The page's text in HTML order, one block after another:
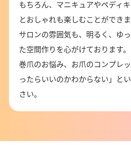
もちろん、マニキュアやペディ
とおしゃれも楽しむことができま
サロンの雰囲気も、明るく、ゆ
た空間作りを心がけております。
巻爪のお悩み、お爪のコンプレ
ったらいいのかわからない」と
さい。